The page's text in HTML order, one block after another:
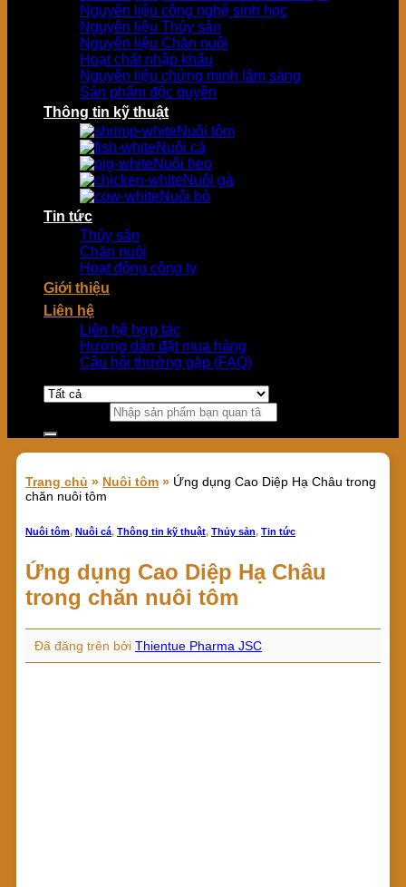
Nguyên liệu công nghệ sinh học
Nguyên liệu Thủy sản
Nguyên liệu Chăn nuôi
Hoạt chất nhập khẩu
Nguyên liệu chứng minh lâm sàng
Sản phẩm độc quyền
Thông tin kỹ thuật
Nuôi tôm
Nuôi cá
Nuôi heo
Nuôi gà
Nuôi bò
Tin tức
Thủy sản
Chăn nuôi
Hoạt động công ty
Giới thiệu
Liên hệ
Liên hệ hợp tác
Hướng dẫn đặt mua hàng
Câu hỏi thường gặp (FAQ)
Trang chủ » Nuôi tôm » Ứng dụng Cao Diệp Hạ Châu trong
chăn nuôi tôm
Nuôi tôm, Nuôi cá, Thông tin kỹ thuật, Thủy sản, Tin tức
Ứng dụng Cao Diệp Hạ Châu
trong chăn nuôi tôm
Đã đăng trên bởi Thientue Pharma JSC